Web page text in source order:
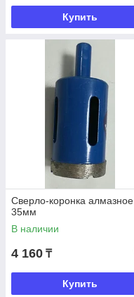
Купить
Сверло-коронка алмазное
35мм
В наличии
4 160 ₸
Купить